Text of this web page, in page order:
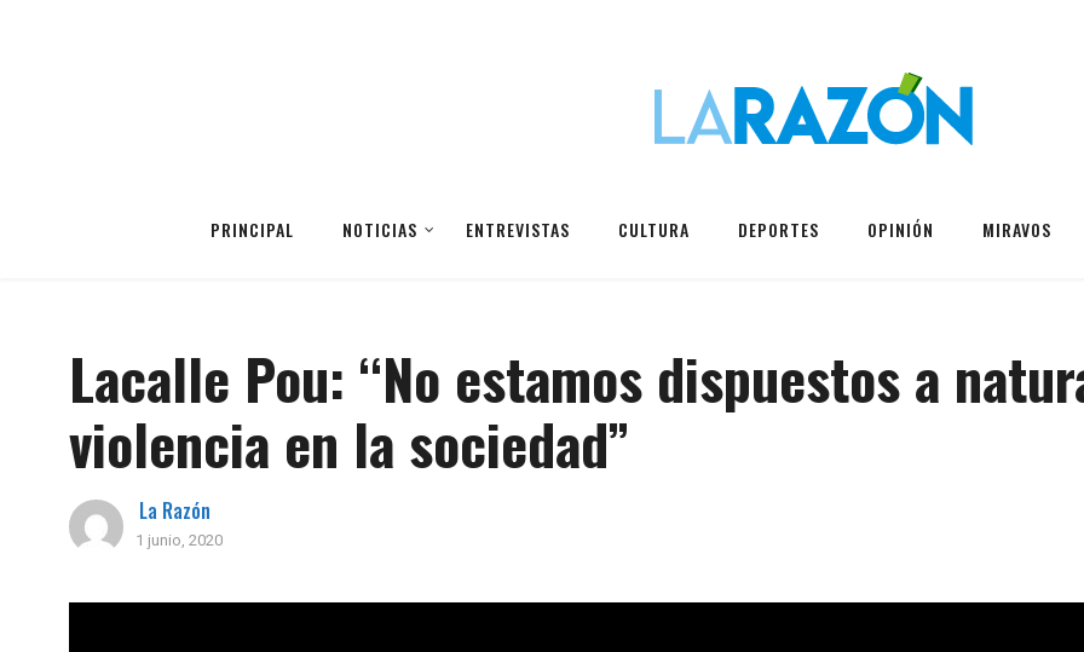
PRINCIPAL NOTICIAS ENTREVISTAS CULTURA DEPORTES OPINIÓN MIRAVOS
Lacalle Pou: “No estamos dispuestos a
violencia en la sociedad”
La Razón
1 junio, 2020